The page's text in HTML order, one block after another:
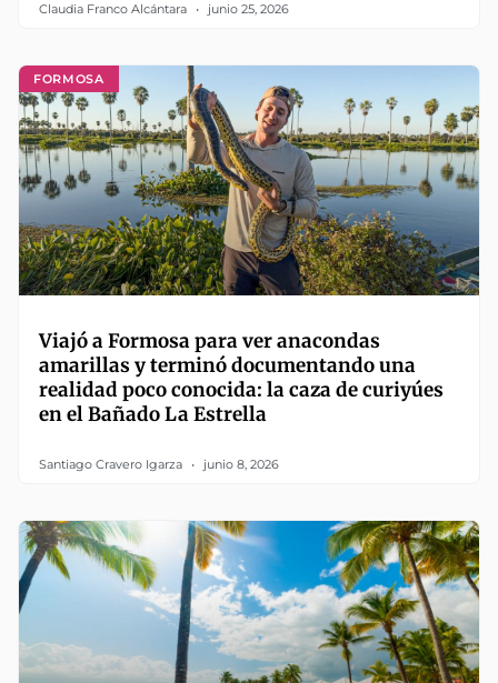
Claudia Franco Alcántara junio 25, 2026
FORMOSA
Viajó a Formosa para ver anacondas
amarillas y terminó documentando una
realidad poco conocida: la caza de curiyúes
en el Bañado La Estrella
Santiago Cravero Igarza junio 8, 2026